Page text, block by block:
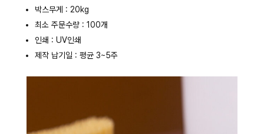
박스무게 : 20kg
최소 주문수량 : 100개
인쇄 : UV인쇄
제작 납기일 : 평균 3~5주